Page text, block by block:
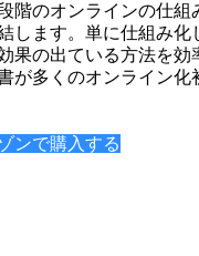
階のオンラインの仕
します。単に仕組み
果の出ている方法を
が多くのオンライン
ンで購入する